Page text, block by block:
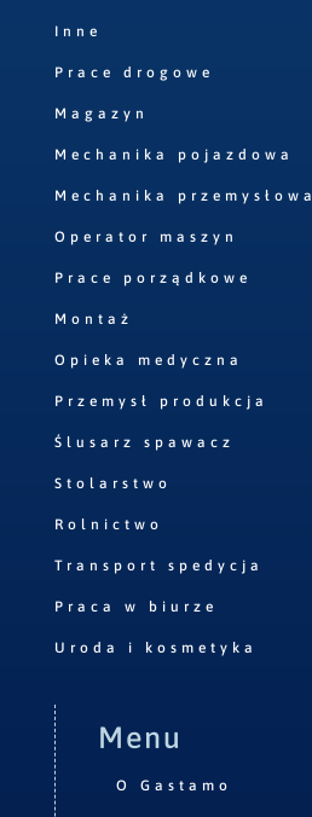
Inne
Prace drogowe
Magazyn
Mechanika pojazdowa
Mechanika przemysłowa
Operator maszyn
Prace porządkowe
Montaż
Opieka medyczna
Przemysł produkcja
Ślusarz spawacz
Stolarstwo
Rolnictwo
Transport spedycja
Praca w biurze
Uroda i kosmetyka
Menu
O Gastamo